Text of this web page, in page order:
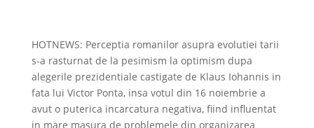
HOTNEWS: Perceptia romanilor asupra evolutiei tarii
s-a rasturnat de la pesimism la optimism dupa
alegerile prezidentiale castigate de Klaus Iohannis in
fata lui Victor Ponta, insa votul din 16 noiembrie a
avut o puterica incarcatura negativa, fiind influentat
in mare masura de problemele din organizarea